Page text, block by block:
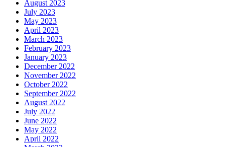
August 2023
July 2023
May 2023
April 2023
March 2023
February 2023
January 2023
December 2022
November 2022
October 2022
September 2022
August 2022
July 2022
June 2022
May 2022
April 2022